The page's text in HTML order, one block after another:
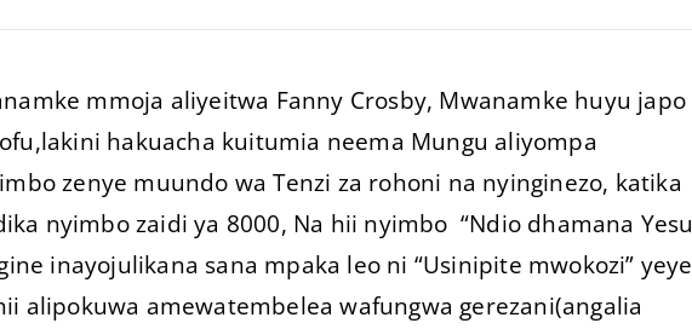
mmoja aliyeitwa Fanny Crosby, Mwanamke huyu japo
hakuacha kuitumia neema Mungu aliyompa
zenye muundo wa Tenzi za rohoni na nyinginezo, katika
nyimbo zaidi ya 8000, Na hii nyimbo “Ndio dhamana Yesu
inayojulikana sana mpaka leo ni “Usinipite mwokozi” yeye
alipokuwa amewatembelea wafungwa gerezani(angalia